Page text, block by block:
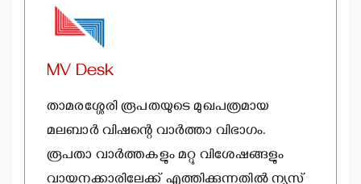
MV Desk
താമരശ്ശേരി രൂപതയുടെ മുഖപത്രമായ
മലബാര്‍ വിഷന്റെ വാര്‍ത്താ വിഭാഗം.
രൂപതാ വാര്‍ത്തകളും മറ്റു വിശേഷങ്ങളും